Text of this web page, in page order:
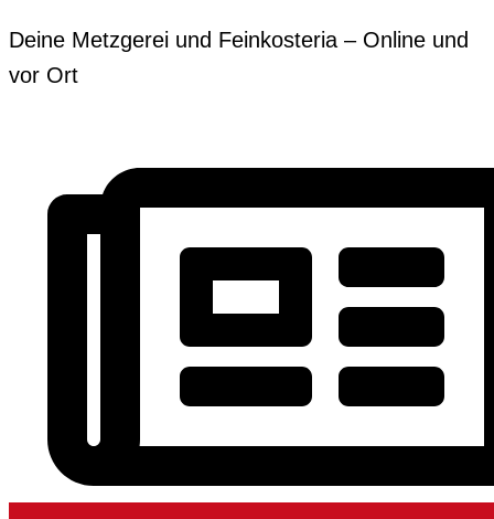
Inhalt
springen
Deine Metzgerei und Feinkosteria – Online und
vor Ort